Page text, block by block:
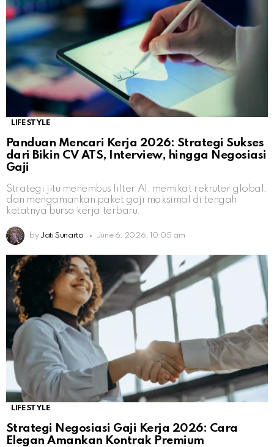
LIFESTYLE
Panduan Mencari Kerja 2026: Strategi Sukses
dari Bikin CV ATS, Interview, hingga Negosiasi
Gaji
Strategi jitu menembus filter AI, memikat rekruter global,
dan mengamankan paket gaji maksimal di tengah
ketatnya bursa kerja terbaru.
by Jati Sunarto June 6, 2026, 10:05 am
LIFESTYLE
Strategi Negosiasi Gaji Kerja 2026: Cara
Elegan Amankan Kontrak Premium